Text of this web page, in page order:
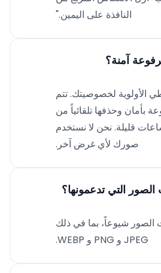
النافذة على اليمين."
آمنة؟
الأولوية لخصوصيتك. تتم
بأمان وحذفها تلقائياً من
قليلة. نحن لا نستخدم
صورك لأي غرض آخر.
التي تدعمونها؟
الصور شيوعاً، بما في ذلك
JPEG و PNG و WEBP.